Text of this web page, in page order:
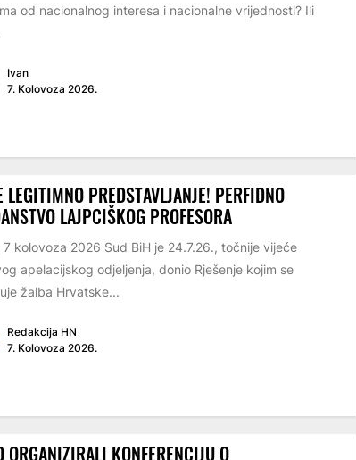
od nacionalnog interesa i nacionalne vrijednosti? Ili
Ivan
7. Kolovoza 2026.
LEGITIMNO PREDSTAVLJANJE! PERFIDNO
LAJPCIŠKOG PROFESORA
kolovoza 2026 Sud BiH je 24.7.26., točnije vijeće
apelacijskog odjeljenja, donio Rješenje kojim se
žalba Hrvatske...
Redakcija HN
7. Kolovoza 2026.
ORGANIZIRALI KONFERENCIJU O